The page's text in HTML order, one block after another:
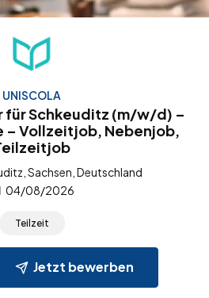
UNISCOLA
für Schkeuditz (m/w/d) –
– Vollzeitjob, Nebenjob,
Sachsen, Deutschland
04/08/2026
Teilzeit
Jetzt bewerben